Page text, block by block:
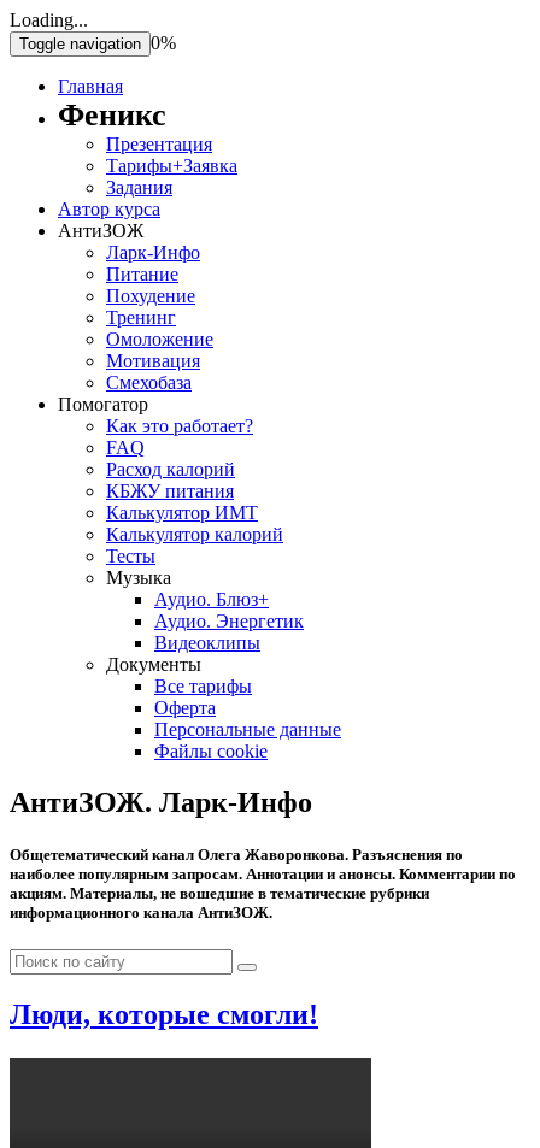
Loading...
Toggle navigation 0%
Главная
Феникс
Презентация
Тарифы+Заявка
Задания
Автор курса
АнтиЗОЖ
Ларк-Инфо
Питание
Похудение
Тренинг
Омоложение
Мотивация
Смехобаза
Помогатор
Как это работает?
FAQ
Расход калорий
КБЖУ питания
Калькулятор ИМТ
Калькулятор калорий
Тесты
Музыка
Аудио. Блюз+
Аудио. Энергетик
Видеоклипы
Документы
Все тарифы
Оферта
Персональные данные
Файлы cookie
АнтиЗОЖ. Ларк-Инфо
Общетематический канал Олега Жаворонкова. Разъяснения по
наиболее популярным запросам. Аннотации и анонсы. Комментарии по
акциям. Материалы, не вошедшие в тематические рубрики
информационного канала АнтиЗОЖ.
Люди, которые смогли!